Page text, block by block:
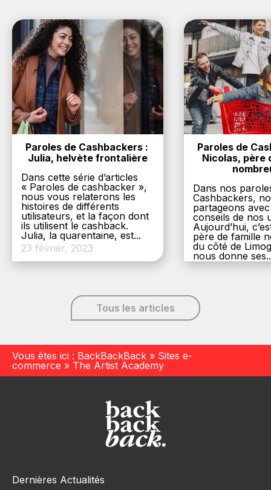
Paroles de Cashbackers :
Julia, helvète frontalière
Dans cette série d’articles
« Paroles de cashbacker »,
nous vous relaterons les
histoires de différents
utilisateurs, et la façon dont
ils utilisent le cashback.
Julia, la quarentaine, est...
23 février, 2023
Paroles de
Nicolas, père
Dans nos
Cashbackers,
partageons
conseils de nos
Aujourd’hui,
père de famille
du côté de
nous donne
Tous les articles
Vous êtes ici : BackBackBack » Sites e-
commerce » The Artist Academy
Dernières Actualités